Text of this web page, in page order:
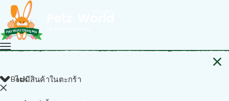
ไม่มีสินค้าในตะกร้า
Back